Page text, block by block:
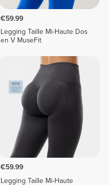
€59.99
Legging Taille Mi-Haute Dos
en V MuseFit
€59.99
Legging Taille Mi-Haute